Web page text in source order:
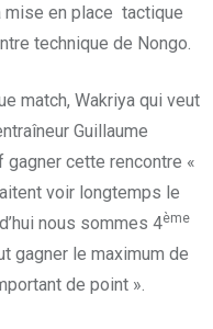
mise en place tactique
technique de Nongo.
match, Wakriya qui veut
Guillaume
cette rencontre «
voir longtemps le
nous sommes 4ème
gagner le maximum de
de point ».